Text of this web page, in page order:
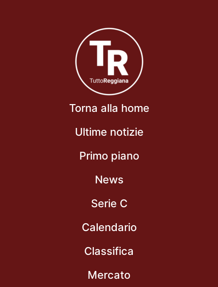
Torna alla home
Ultime notizie
Primo piano
News
Serie C
Calendario
Classifica
Mercato